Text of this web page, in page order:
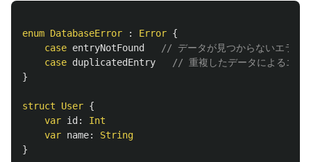
enum DatabaseError : Error {
case entryNotFound
// データが見つからないエラー
case duplicatedEntry
// 重複したデータによるエラ
}
struct User {
var id :
Int
var name:
String
}